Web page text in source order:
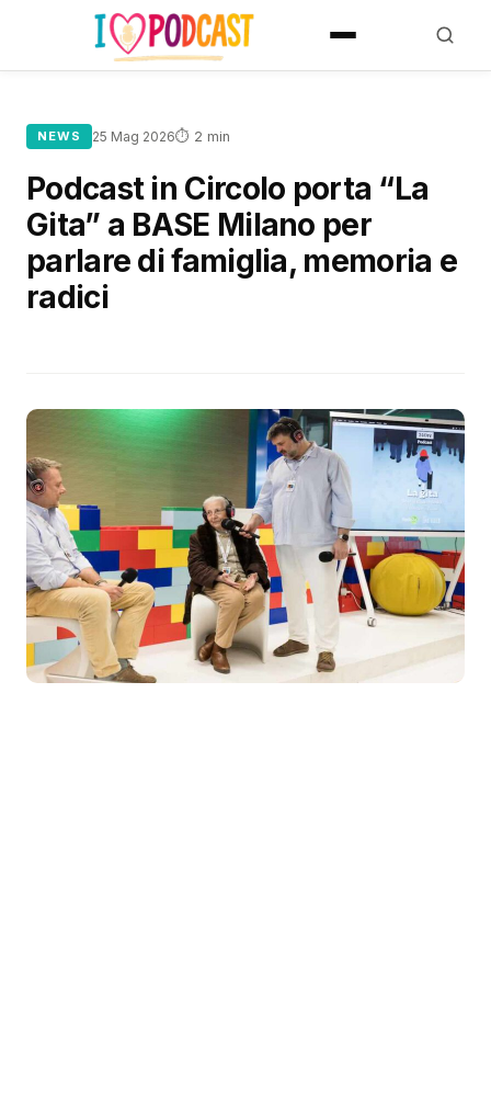
NEWS 25 Mag 2026⏱ 2 min
Podcast in Circolo porta “La
Gita” a BASE Milano per
parlare di famiglia, memoria e
radici